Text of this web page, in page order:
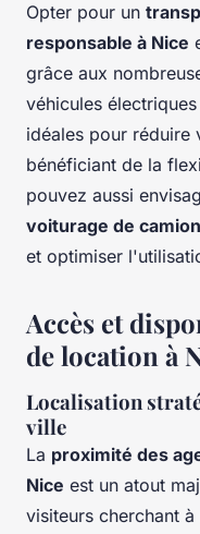
Opter pour un
responsable à Nice
grâce aux
véhicules
idéales pour réduire
bénéficiant de la
pouvez aussi
voiturage de
et optimiser
Accès et
de location à
Localisation
ville
La proximité des
Nice est un atout
visiteurs cherchant